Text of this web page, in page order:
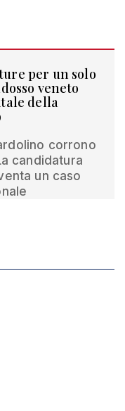
per un solo
veneto
della
corrono
candidatura
un caso